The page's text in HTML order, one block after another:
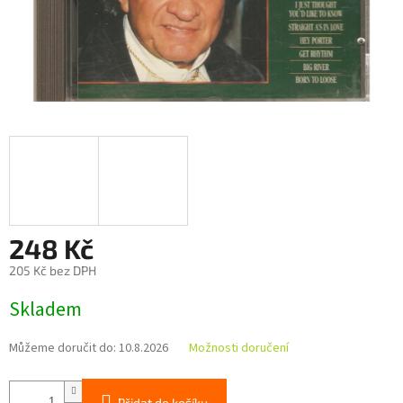
248 Kč
205 Kč bez DPH
cena:
Skladem
Můžeme doručit do: 10.8.2026 Možnosti doručení